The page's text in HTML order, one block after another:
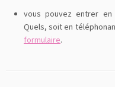
vous pouvez entrer
Quels, soit en
formulaire.